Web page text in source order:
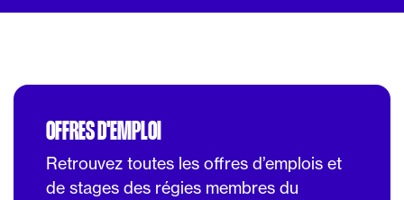
OFFRES D'EMPLOI
Retrouvez toutes les offres d’emplois et
de stages des régies membres du